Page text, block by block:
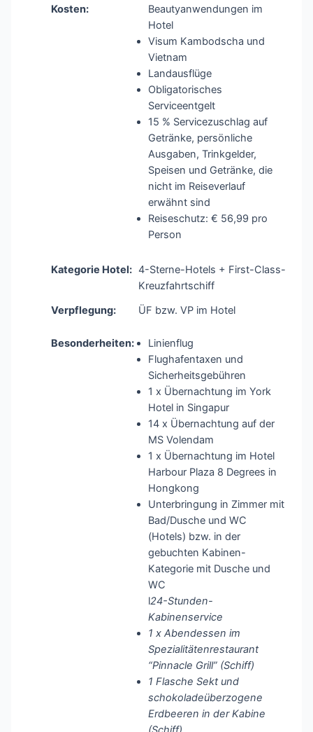
Kosten:
Beautyanwendungen im
Hotel
Visum Kambodscha und
Vietnam
Landausflüge
Obligatorisches
Serviceentgelt
15 % Servicezuschlag auf
Getränke, persönliche
Ausgaben, Trinkgelder,
Speisen und Getränke, die
nicht im Reiseverlauf
erwähnt sind
Reiseschutz: € 56,99 pro
Person
Kategorie Hotel: 4-Sterne-Hotels + First-Class-
Kreuzfahrtschiff
Verpflegung:
ÜF bzw. VP im Hotel
Besonderheiten:
Linienflug
Flughafentaxen und
Sicherheitsgebühren
1 x Übernachtung im York
Hotel in Singapur
14 x Übernachtung auf der
MS Volendam
1 x Übernachtung im Hotel
Harbour Plaza 8 Degrees in
Hongkong
Unterbringung in Zimmer mit
Bad/Dusche und WC
(Hotels) bzw. in der
gebuchten Kabinen-
Kategorie mit Dusche und
WC
l24-Stunden-
Kabinenservice
1 x Abendessen im
Spezialitätenrestaurant
“Pinnacle Grill” (Schiff)
1 Flasche Sekt und
schokoladeüberzogene
Erdbeeren in der Kabine